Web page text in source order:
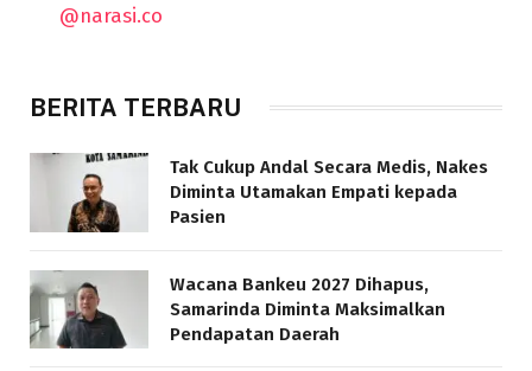
@narasi.co
BERITA TERBARU
Tak Cukup Andal Secara Medis, Nakes
Diminta Utamakan Empati kepada
Pasien
Wacana Bankeu 2027 Dihapus,
Samarinda Diminta Maksimalkan
Pendapatan Daerah